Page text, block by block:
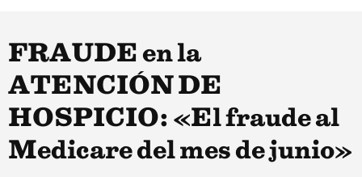
FRAUDE en la
ATENCIÓN DE
HOSPICIO: «El fraude al
Medicare del mes de junio»